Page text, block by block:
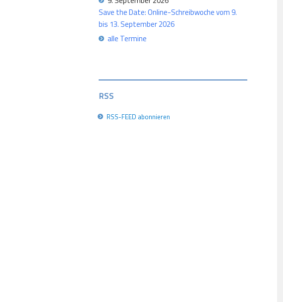
Save the Date: Online-Schreibwoche vom 9.
bis 13. September 2026
alle Termine
RSS
RSS-FEED abonnieren